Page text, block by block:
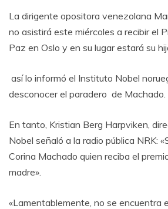
La dirigente opositora venezolana
no asistirá este miércoles a recibir el
Paz en Oslo y en su lugar estará su
así lo informó el Instituto Nobel
desconocer el paradero de Machado.
En tanto, Kristian Berg Harpviken,
Nobel señaló a la radio pública NRK:
Corina Machado quien reciba el
madre».
«Lamentablemente, no se encuentra